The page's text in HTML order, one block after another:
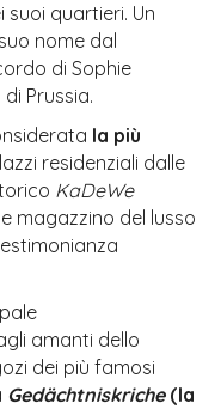
suoi quartieri. Un
nome dal
di Sophie
Prussia.
la più
residenziali dalle
KaDeWe
magazzino del lusso
amanti dello
dei più famosi
Gedächtniskriche(la